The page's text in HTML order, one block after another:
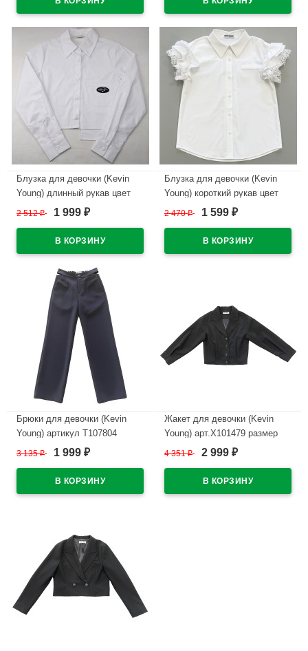
Блузка для девочки (Kevin
Young) длинный рукав цвет
белый арт.R105743-1
2 512₽ 1 999 ₽
Блузка для девочки (Kevin
Young) короткий рукав цвет
белый арт.R105699
2 470₽ 1 599 ₽
Брюки для девочки (Kevin
Young) артикул T107804
размер 44/164-48/176 цвет
3 135₽ 1 999 ₽
Жакет для девочки (Kevin
Young) арт.X101479 размер
34/134 44/164 цвет синий
4 351₽ 2 999 ₽